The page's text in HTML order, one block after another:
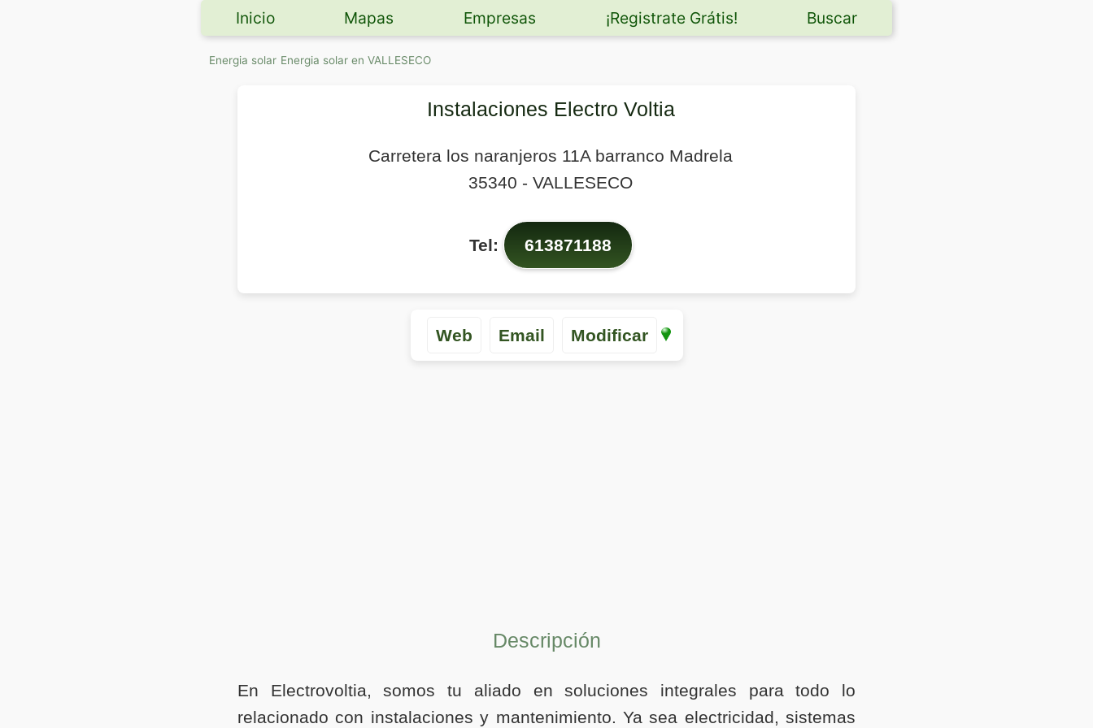
Inicio Mapas Empresas ¡Registrate Grátis! Buscar
Energia solar Energia solar en VALLESECO
Instalaciones Electro Voltia
Carretera los naranjeros 11A barranco Madrela
35340 - VALLESECO
Tel: 613871188
Web Email Modificar
Descripción
En Electrovoltia, somos tu aliado en soluciones integrales para todo lo
relacionado con instalaciones y mantenimiento. Ya sea electricidad, sistemas